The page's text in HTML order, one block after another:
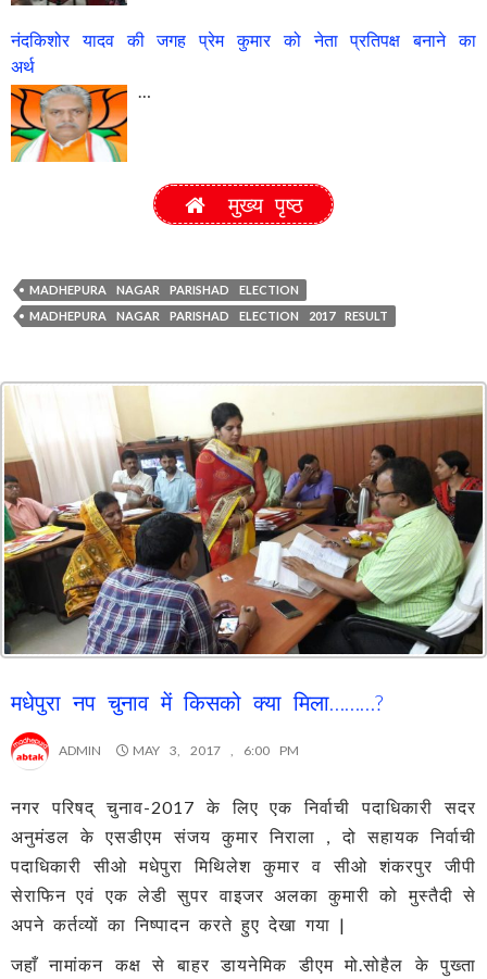
नंदकिशोर यादव की जगह प्रेम कुमार को नेता प्रतिपक्ष बनाने का
अर्थ
मुख्य पृष्ठ
MADHEPURA NAGAR PARISHAD ELECTION
MADHEPURA NAGAR PARISHAD ELECTION 2017 RESULT
मधेपुरा नप चुनाव में किसको क्या मिला………?
ADMIN MAY 3, 2017 , 6:00 PM
नगर परिषद् चुनाव-2017 के लिए एक निर्वाची पदाधिकारी सदर
अनुमंडल के एसडीएम संजय कुमार निराला , दो सहायक निर्वाची
पदाधिकारी सीओ मधेपुरा मिथिलेश कुमार व सीओ शंकरपुर जीपी
सेराफिन एवं एक लेडी सुपर वाइजर अलका कुमारी को मुस्तैदी से
अपने कर्तव्यों का निष्पादन करते हुए देखा गया |
जहाँ नामांकन कक्ष से बाहर डायनेमिक डीएम मो.सोहैल के पुख्ता